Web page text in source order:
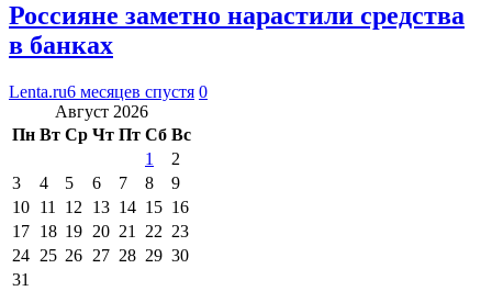
Россияне заметно нарастили средства
в банках
Lenta.ru6 месяцев спустя 0
Август 2026
Пн Вт Ср Чт Пт Сб Вс
1
2
3
4 5 6 7 8
9
10 11 12 13 14 15 16
17 18 19 20 21 22 23
24 25 26 27 28 29 30
31